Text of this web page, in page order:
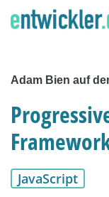
Adam Bien auf
JavaScript